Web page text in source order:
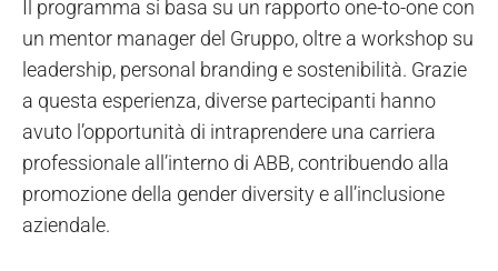
Il programma si basa su un rapporto one-to-one con
un mentor manager del Gruppo, oltre a workshop su
leadership, personal branding e sostenibilità. Grazie
a questa esperienza, diverse partecipanti hanno
avuto l’opportunità di intraprendere una carriera
professionale all’interno di ABB, contribuendo alla
promozione della gender diversity e all’inclusione
aziendale.